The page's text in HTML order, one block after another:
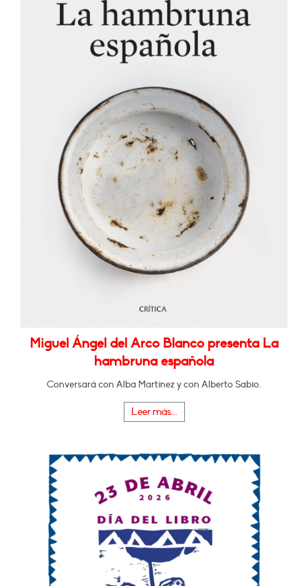
Miguel Ángel del Arco Blanco presenta La
hambruna española
Conversará con Alba Martínez y con Alberto Sabio.
Leer más...